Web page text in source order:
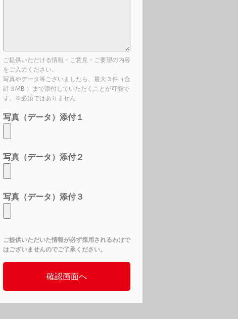
ご提供いただける情報・ご意見・ご要望の内容
をご入力ください。
写真やデータ等ございましたら、最大３件（合
計３MB ）まで添付していただくことが可能で
す。※必須ではありません
写真（データ）添付１
写真（データ）添付２
写真（データ）添付３
ご提供いただいた情報が必ず採用されるわけで
はございませんのでご了承ください。